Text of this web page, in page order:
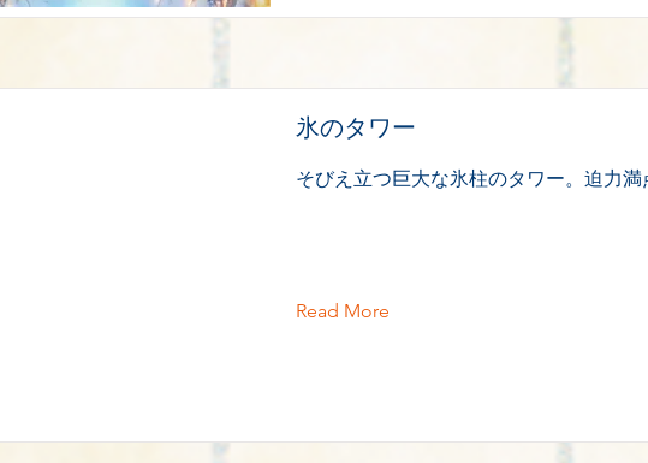
氷のタワー
そびえ立つ巨大な氷柱のタワー。迫力満
Read More